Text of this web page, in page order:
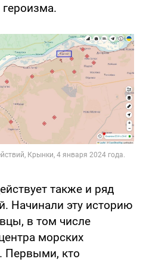
также и ряд
Начинали эту историю
в том числе
морских
Первыми, кто